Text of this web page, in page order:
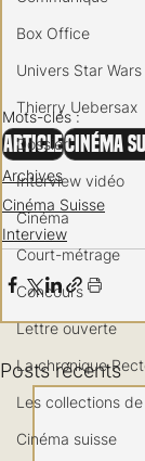
Box Office
Univers Star Wars
Thierry Uebersax
Dossier
Interview vidéo
Cinéma
Court-métrage
Concours
Lettre ouverte
La chronique
Les collections
Cinéma suisse
Mots-clés :
ArticleCinéma
Archives
Cinéma Suisse
Interview
Posts récents